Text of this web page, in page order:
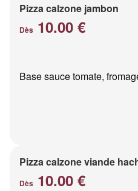
Pizza calzone jambon
Dès 10.00 €
Base sauce tomate,
Pizza calzone viande
Dès 10.00 €